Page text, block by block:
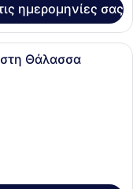
ημερομηνίες σας
ξενοδοχείου με δύο
στη Θάλασσα